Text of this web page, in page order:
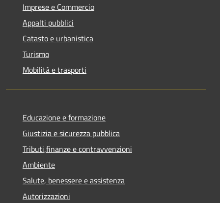
Imprese e Commercio
Appalti pubblici
Catasto e urbanistica
Turismo
Mobilità e trasporti
Educazione e formazione
Giustizia e sicurezza pubblica
Tributi,finanze e contravvenzioni
Ambiente
Salute, benessere e assistenza
Autorizzazioni